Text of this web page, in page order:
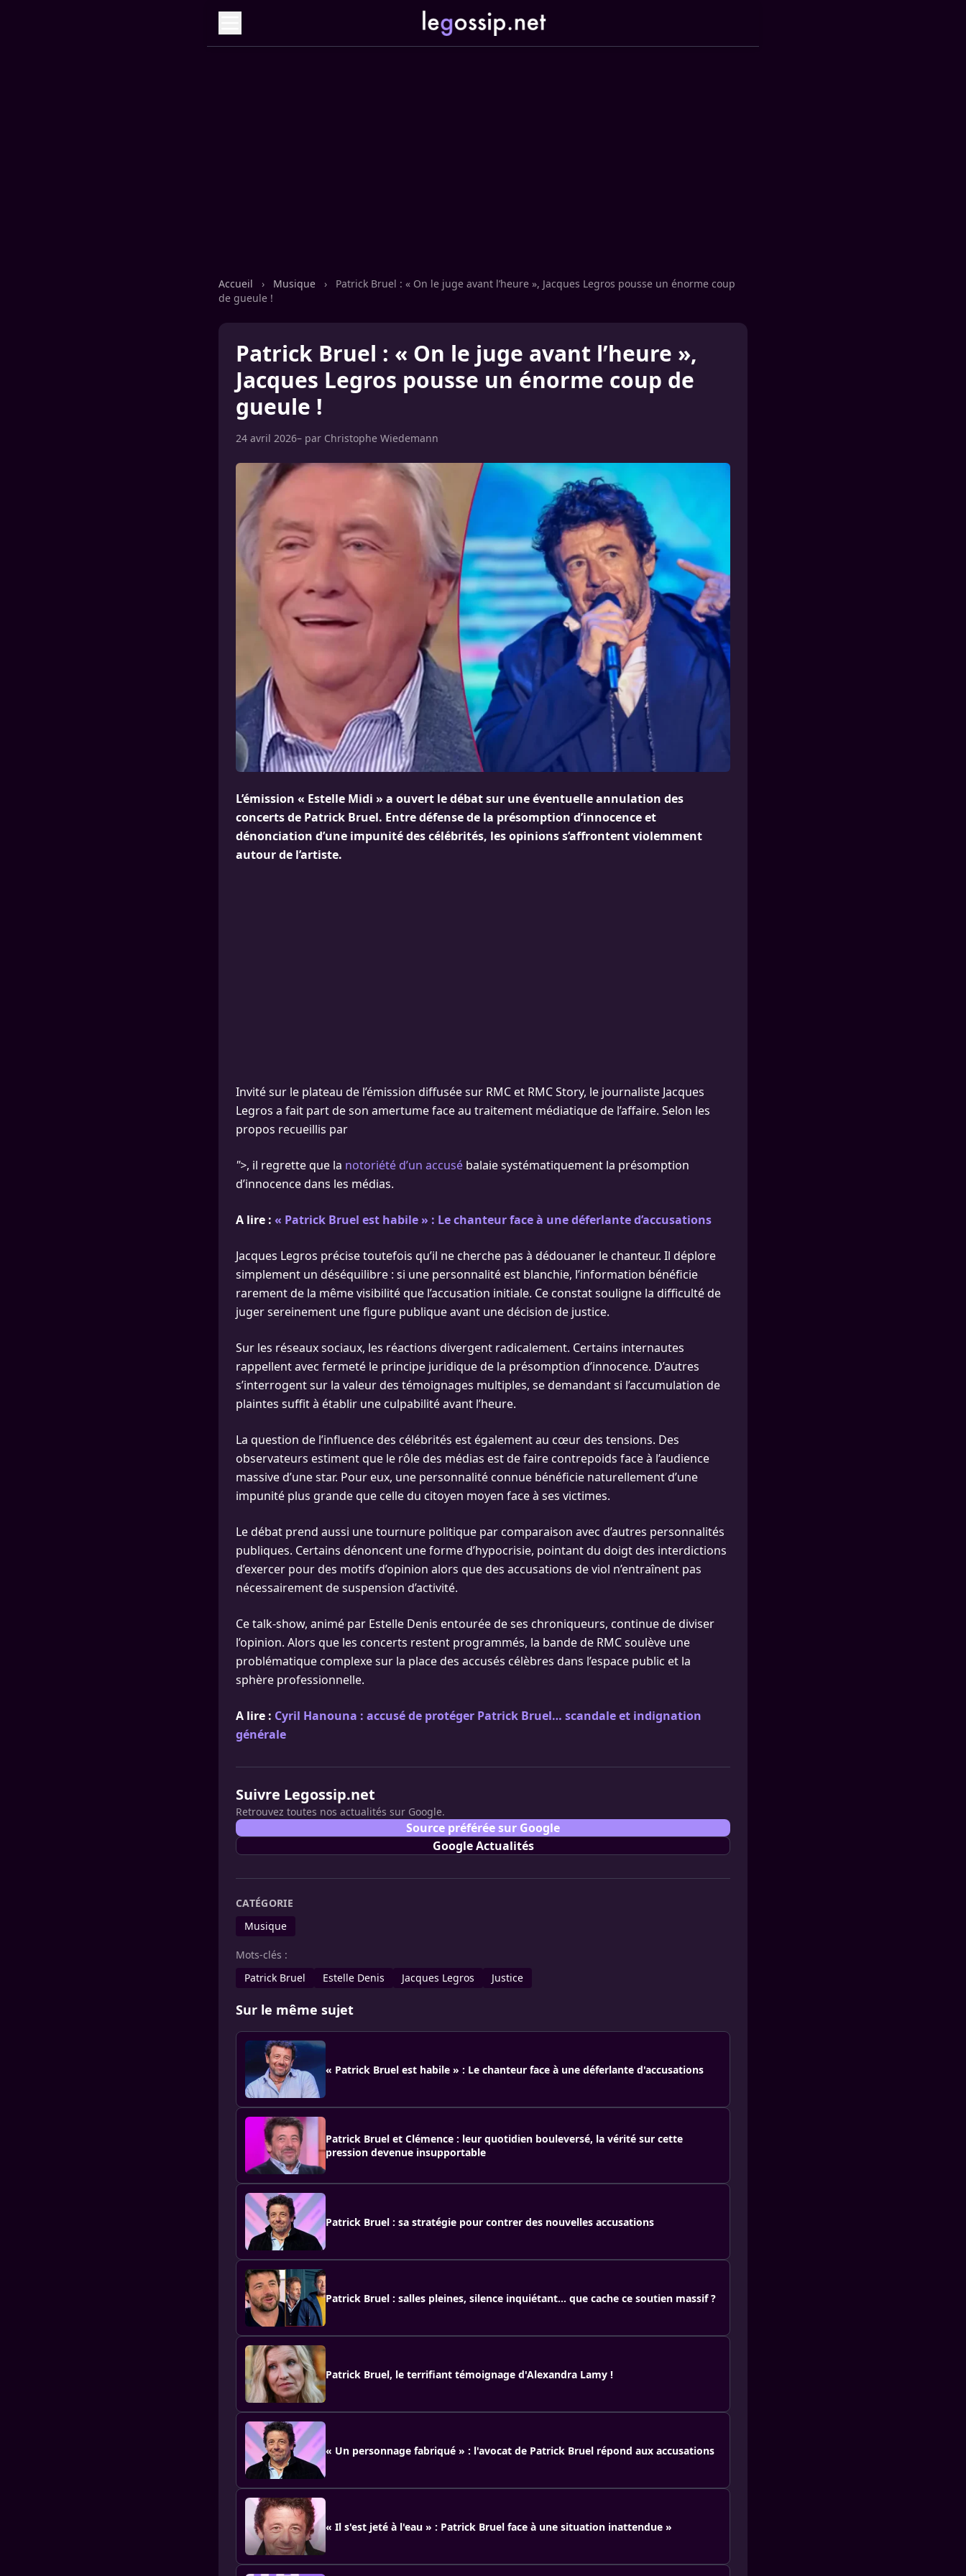
Accueil › Musique ›
Patrick Bruel : « On le juge avant l’heure », Jacques Legros pousse un énorme coup
de gueule !
Patrick Bruel : « On le juge avant l’heure »,
Jacques Legros pousse un énorme coup de
gueule !
24 avril 2026– par Christophe Wiedemann
L’émission « Estelle Midi » a ouvert le débat sur une éventuelle annulation des
concerts de Patrick Bruel. Entre défense de la présomption d’innocence et
dénonciation d’une impunité des célébrités, les opinions s’affrontent violemment
autour de l’artiste.
Invité sur le plateau de l’émission diffusée sur RMC et RMC Story, le journaliste Jacques
Legros a fait part de son amertume face au traitement médiatique de l’affaire. Selon les
propos recueillis par
">, il regrette que la notoriété d’un accusé balaie systématiquement la présomption
d’innocence dans les médias.
A lire : « Patrick Bruel est habile » : Le chanteur face à une déferlante d’accusations
Jacques Legros précise toutefois qu’il ne cherche pas à dédouaner le chanteur. Il déplore
simplement un déséquilibre : si une personnalité est blanchie, l’information bénéficie
rarement de la même visibilité que l’accusation initiale. Ce constat souligne la difficulté de
juger sereinement une figure publique avant une décision de justice.
Sur les réseaux sociaux, les réactions divergent radicalement. Certains internautes
rappellent avec fermeté le principe juridique de la présomption d’innocence. D’autres
s’interrogent sur la valeur des témoignages multiples, se demandant si l’accumulation de
plaintes suffit à établir une culpabilité avant l’heure.
La question de l’influence des célébrités est également au cœur des tensions. Des
observateurs estiment que le rôle des médias est de faire contrepoids face à l’audience
massive d’une star. Pour eux, une personnalité connue bénéficie naturellement d’une
impunité plus grande que celle du citoyen moyen face à ses victimes.
Le débat prend aussi une tournure politique par comparaison avec d’autres personnalités
publiques. Certains dénoncent une forme d’hypocrisie, pointant du doigt des interdictions
d’exercer pour des motifs d’opinion alors que des accusations de viol n’entraînent pas
nécessairement de suspension d’activité.
Ce talk-show, animé par Estelle Denis entourée de ses chroniqueurs, continue de diviser
l’opinion. Alors que les concerts restent programmés, la bande de RMC soulève une
problématique complexe sur la place des accusés célèbres dans l’espace public et la
sphère professionnelle.
A lire : Cyril Hanouna : accusé de protéger Patrick Bruel… scandale et indignation
générale
Suivre Legossip.net
Retrouvez toutes nos actualités sur Google.
Source préférée sur Google
Google Actualités
CATÉGORIE
Musique
Mots-clés :
Patrick Bruel
Estelle Denis Jacques Legros Justice
Sur le même sujet
« Patrick Bruel est habile » : Le chanteur face à une déferlante d'accusations
Patrick Bruel et Clémence : leur quotidien bouleversé, la vérité sur cette
pression devenue insupportable
Patrick Bruel : sa stratégie pour contrer des nouvelles accusations
Patrick Bruel : salles pleines, silence inquiétant… que cache ce soutien massif ?
Patrick Bruel, le terrifiant témoignage d'Alexandra Lamy !
« Un personnage fabriqué » : l'avocat de Patrick Bruel répond aux accusations
« Il s'est jeté à l'eau » : Patrick Bruel face à une situation inattendue »